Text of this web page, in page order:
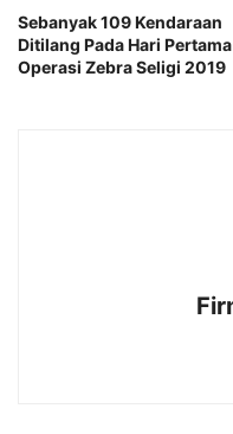
Sebanyak 109 Kendaraan
Ditilang Pada Hari Pertama
Operasi Zebra Seligi 2019